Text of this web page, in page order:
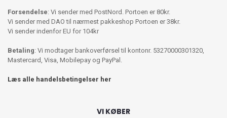
Forsendelse: Vi sender med PostNord. Portoen er 80kr.
Vi sender med DAO til nærmest pakkeshop Portoen er 38kr.
Vi sender indenfor EU for 104kr
Betaling: Vi modtager bankoverførsel til kontonr. 53270000301320,
Mastercard, Visa, Mobilepay og PayPal.
Læs alle handelsbetingelser her
VI KØBER